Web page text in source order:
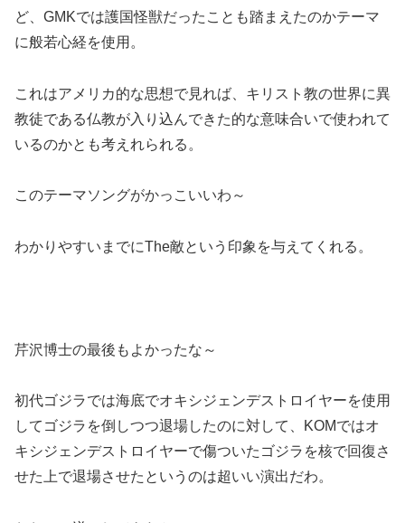
ど、GMKでは護国怪獣だったことも踏まえたのかテーマ
に般若心経を使用。
これはアメリカ的な思想で見れば、キリスト教の世界に異
教徒である仏教が入り込んできた的な意味合いで使われて
いるのかとも考えれられる。
このテーマソングがかっこいいわ～
わかりやすいまでにThe敵という印象を与えてくれる。
芹沢博士の最後もよかったな～
初代ゴジラでは海底でオキシジェンデストロイヤーを使用
してゴジラを倒しつつ退場したのに対して、KOMではオ
キシジェンデストロイヤーで傷ついたゴジラを核で回復さ
せた上で退場させたというのは超いい演出だわ。